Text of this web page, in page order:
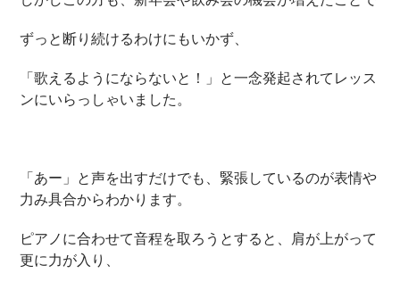
ずっと断り続けるわけにもいかず、
「歌えるようにならないと！」と一念発起されてレッス
ンにいらっしゃいました。
「あー」と声を出すだけでも、緊張しているのが表情や
力み具合からわかります。
ピアノに合わせて音程を取ろうとすると、肩が上がって
更に力が入り、